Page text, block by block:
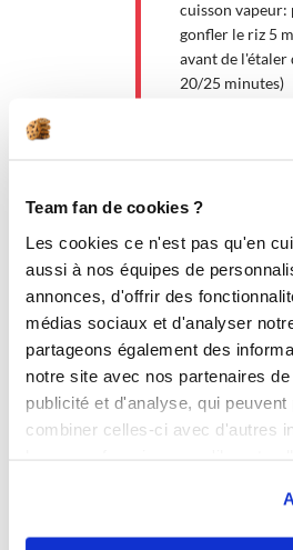
Team fan de cookies ?
Les cookies ce n'est pas qu'en
aussi à nos équipes de
annonces, d'offrir des
médias sociaux et d'analyser
partageons également des
notre site avec nos partenaires
publicité et d'analyse, qui peuvent
combiner celles-ci avec d'autres
cuisson vapeur:
gonfler le riz 5
avant de l'étaler
20/25 minutes)
1
4
Ajouter le lait de
servir avec le riz.
45s
Bon